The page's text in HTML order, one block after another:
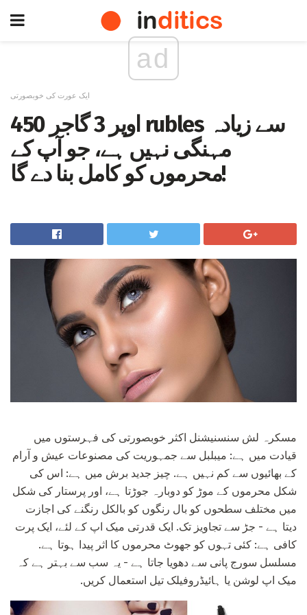
ad
ایک عورت کی خوبصورتی
اوپر 3 گاجر 450 rubles سے زیادہ
مہنگی نہیں ہے، جو آپ کے
محرموں کو کامل بنا دے گا!
مسکرہ لش سنسنیشنل اکثر خوبصورتی کی فہرستوں میں
قیادت میں ہے: میبلبل سے جمہوریت کی مصنوعات عیش و آرام
کے بھائیوں سے کم نہیں ہے. چیز جدید برش میں ہے: اس کی
شکل محرموں کے موڑ کو دوبارہ جوڑتا ہے، اور پرستار کی شکل
میں مختلف سطحوں کو بال رنگوں کو بالکل رنگنے کی اجازت
دیتا ہے - جڑ سے تجاویز تک. ایک قدرتی میک اپ کے لئے، ایک پرت
کافی ہے: کئی تہوں کو جھوٹ محرموں کا اثر پیدا ہوتا ہے.
مسلسل سورج پانی سے دھویا جاتا ہے - یہ سب سے بہتر ہے کہ
میک اپ لوشن یا ہائیڈروفیلک تیل استعمال کریں.